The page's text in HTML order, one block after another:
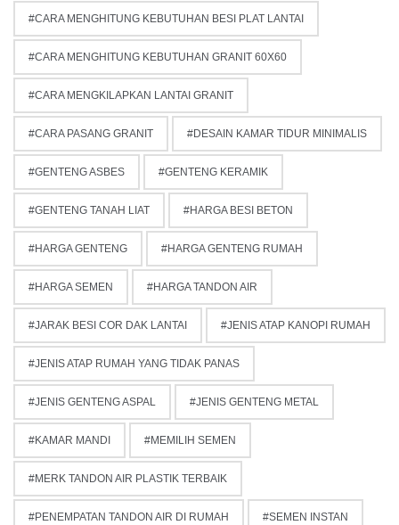
CARA MENGHITUNG KEBUTUHAN BESI PLAT LANTAI
CARA MENGHITUNG KEBUTUHAN GRANIT 60X60
CARA MENGKILAPKAN LANTAI GRANIT
CARA PASANG GRANIT DESAIN KAMAR TIDUR MINIMALIS
GENTENG ASBES GENTENG KERAMIK
GENTENG TANAH LIAT HARGA BESI BETON
HARGA GENTENG HARGA GENTENG RUMAH
HARGA SEMEN HARGA TANDON AIR
JARAK BESI COR DAK LANTAI JENIS ATAP KANOPI RUMAH
JENIS ATAP RUMAH YANG TIDAK PANAS
JENIS GENTENG ASPAL JENIS GENTENG METAL
KAMAR MANDI MEMILIH SEMEN
MERK TANDON AIR PLASTIK TERBAIK
PENEMPATAN TANDON AIR DI RUMAH SEMEN INSTAN